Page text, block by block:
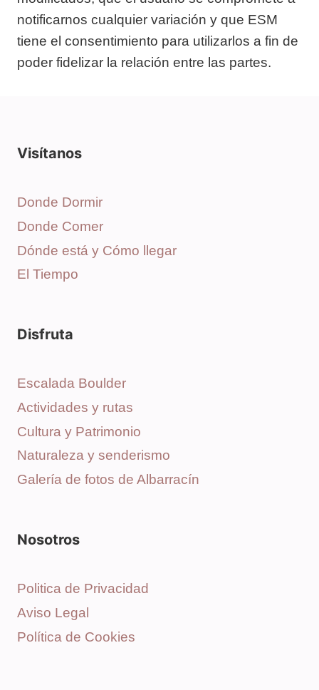
notificarnos cualquier variación y que ESM
tiene el consentimiento para utilizarlos a fin de
poder fidelizar la relación entre las partes.
Visítanos
Donde Dormir
Donde Comer
Dónde está y Cómo llegar
El Tiempo
Disfruta
Escalada Boulder
Actividades y rutas
Cultura y Patrimonio
Naturaleza y senderismo
Galería de fotos de Albarracín
Nosotros
Politica de Privacidad
Aviso Legal
Política de Cookies